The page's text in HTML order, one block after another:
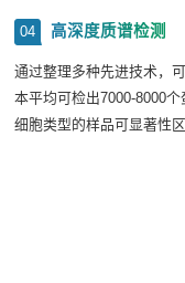
04 高深度质谱检测
通过整理多种先进技术，
本平均可检出7000-8000
细胞类型的样品可显著性